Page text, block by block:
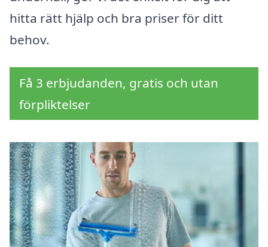
hitta rätt hjälp och bra priser för ditt
behov.
Få 3 erbjudanden, gratis och utan
förpliktelser